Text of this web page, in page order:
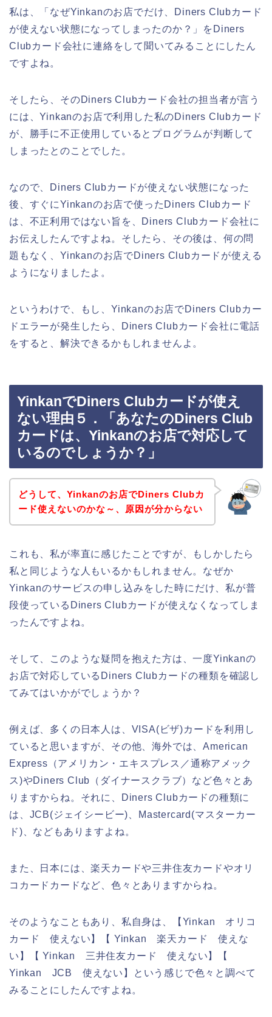
私は、「なぜYinkanのお店でだけ、Diners Clubカード
が使えない状態になってしまったのか？」をDiners
Clubカード会社に連絡をして聞いてみることにしたん
ですよね。
そしたら、そのDiners Clubカード会社の担当者が言う
には、Yinkanのお店で利用した私のDiners Clubカード
が、勝手に不正使用しているとプログラムが判断して
しまったとのことでした。
なので、Diners Clubカードが使えない状態になった
後、すぐにYinkanのお店で使ったDiners Clubカード
は、不正利用ではない旨を、Diners Clubカード会社に
お伝えしたんですよね。そしたら、その後は、何の問
題もなく、Yinkanのお店でDiners Clubカードが使える
ようになりましたよ。
というわけで、もし、Yinkanのお店でDiners Clubカー
ドエラーが発生したら、Diners Clubカード会社に電話
をすると、解決できるかもしれませんよ。
YinkanでDiners Clubカードが使え
ない理由５．「あなたのDiners Club
カードは、Yinkanのお店で対応して
いるのでしょうか？」
どうして、Yinkanのお店でDiners Clubカ
ード使えないのかな～、原因が分からない
これも、私が率直に感じたことですが、もしかしたら
私と同じような人もいるかもしれません。なぜか
Yinkanのサービスの申し込みをした時にだけ、私が普
段使っているDiners Clubカードが使えなくなってしま
ったんですよね。
そして、このような疑問を抱えた方は、一度Yinkanの
お店で対応しているDiners Clubカードの種類を確認し
てみてはいかがでしょうか？
例えば、多くの日本人は、VISA(ビザ)カードを利用し
ていると思いますが、その他、海外では、American
Express（アメリカン・エキスプレス／通称アメック
ス)やDiners Club（ダイナースクラブ）など色々とあ
りますからね。それに、Diners Clubカードの種類に
は、JCB(ジェイシービー)、Mastercard(マスターカー
ド)、などもありますよね。
また、日本には、楽天カードや三井住友カードやオリ
コカードカードなど、色々とありますからね。
そのようなこともあり、私自身は、【Yinkan オリコ
カード 使えない】【 Yinkan 楽天カード 使えな
い】【 Yinkan 三井住友カード 使えない】【
Yinkan JCB 使えない】という感じで色々と調べて
みることにしたんですよね。